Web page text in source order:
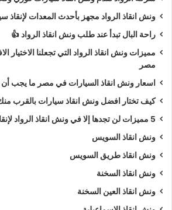
ونش انقاذ الرواد مجهز بأحدث المعدات لإنقاذ
راحة البال تبدأ عند طلب ونش انقاذ الرواد 👍
مميزات ونش انقاذ الرواد التي تجعلنا الاختيار
مصر
اسعار ونش انقاذ السيارات في مصر ما يجب أن
كيف تختار افضل ونش انقاذ سيارات بالقرب
5 مميزات لن تجدها إلا في ونش انقاذ الرواد لإنقاذ السيارات !
ونش انقاذ السويس
ونش انقاذ طريق السويس
ونش انقاذ السخنة
ونش انقاذ العين السخنة